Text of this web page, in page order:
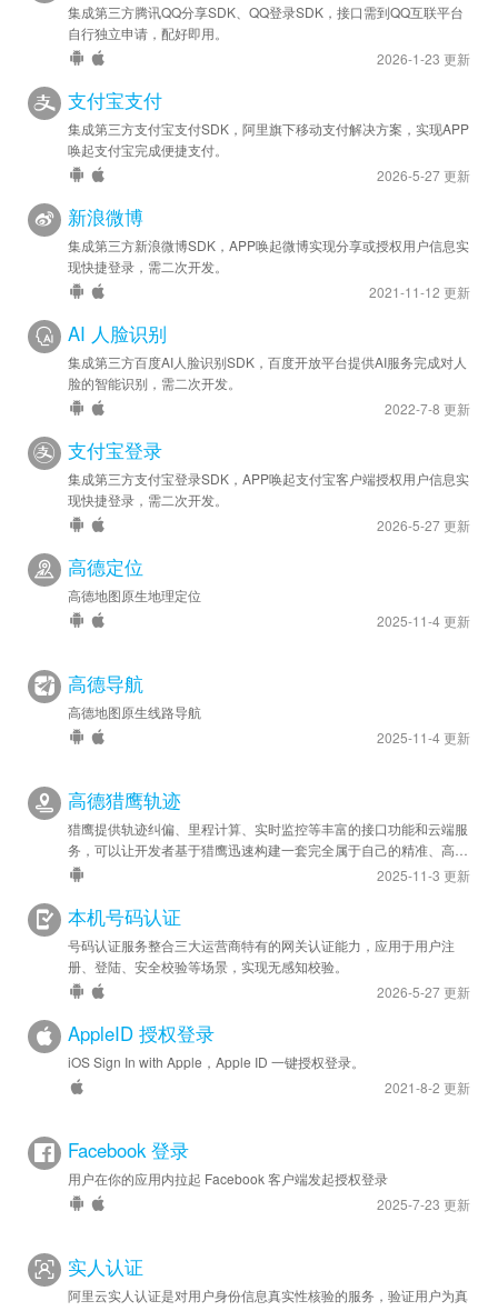
集成第三方腾讯QQ分享SDK、QQ登录SDK，接口需到QQ互联平台
自行独立申请，配好即用。
2026-1-23 更新
支付宝支付
集成第三方支付宝支付SDK，阿里旗下移动支付解决方案，实现APP
唤起支付宝完成便捷支付。
2026-5-27 更新
新浪微博
集成第三方新浪微博SDK，APP唤起微博实现分享或授权用户信息实
现快捷登录，需二次开发。
2021-11-12 更新
AI 人脸识别
集成第三方百度AI人脸识别SDK，百度开放平台提供AI服务完成对人
脸的智能识别，需二次开发。
2022-7-8 更新
支付宝登录
集成第三方支付宝登录SDK，APP唤起支付宝客户端授权用户信息实
现快捷登录，需二次开发。
2026-5-27 更新
高德定位
高德地图原生地理定位
2025-11-4 更新
高德导航
高德地图原生线路导航
2025-11-4 更新
高德猎鹰轨迹
猎鹰提供轨迹纠偏、里程计算、实时监控等丰富的接口功能和云端服
务，可以让开发者基于猎鹰迅速构建一套完全属于自己的精准、高效
的轨迹管理系统，应用于车队管理、人员管理等领域。2025-11-3 更新
本机号码认证
号码认证服务整合三大运营商特有的网关认证能力，应用于用户注
册、登陆、安全校验等场景，实现无感知校验。
2026-5-27 更新
AppleID 授权登录
iOS Sign In with Apple，Apple ID 一键授权登录。
2021-8-2 更新
Facebook 登录
用户在你的应用内拉起 Facebook 客户端发起授权登录
2025-7-23 更新
实人认证
阿里云实人认证是对用户身份信息真实性核验的服务，验证用户为真